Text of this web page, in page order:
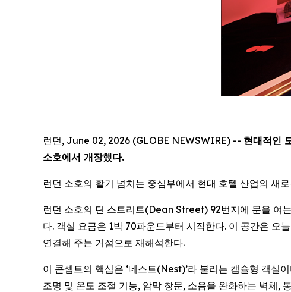
런던, June 02, 2026 (GLOBE NEWSWIRE) -- 현대적인
소호에서 개장했다.
런던 소호의 활기 넘치는 중심부에서 현대 호텔 산업의 새
런던 소호의 딘 스트리트(Dean Street) 92번지에 문을 여
다. 객실 요금은 1박 70파운드부터 시작한다. 이 공간은 오
연결해 주는 거점으로 재해석한다.
이 콘셉트의 핵심은 ‘네스트(Nest)’라 불리는 캡슐형 객실
조명 및 온도 조절 기능, 암막 창문, 소음을 완화하는 벽체,